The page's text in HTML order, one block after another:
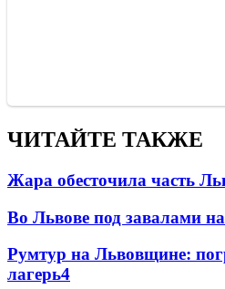
ЧИТАЙТЕ ТАКЖЕ
Жара обесточила часть
Во Львове под завалами
Румтур на Львовщине:
лагерь4